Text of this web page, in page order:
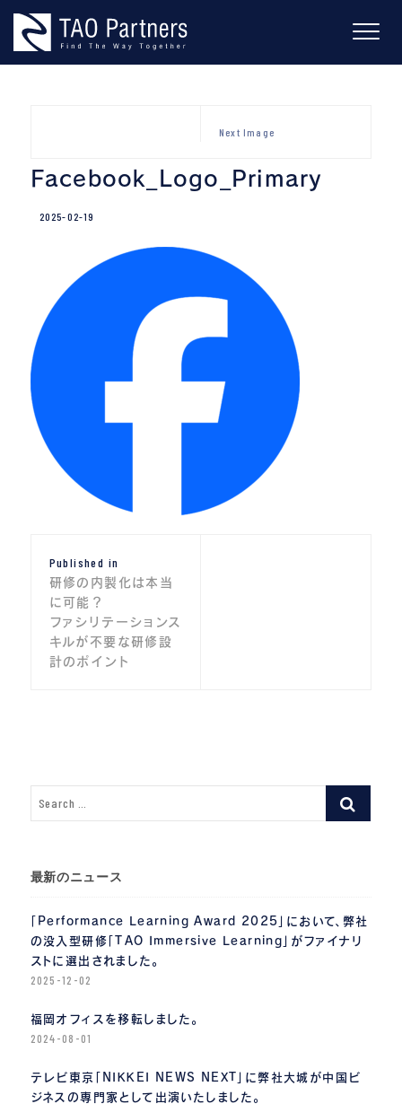
content
Next Image
Facebook_Logo_Primary
2025-02-19
稿
ナ
ビ
ゲ
ン
Published in
研修の内製化は本当
に可能？
ファシリテーションス
キルが不要な研修設
計のポイント
最新のニュース
「Performance Learning Award 2025」において、弊社
の没入型研修「TAO Immersive Learning」がファイナリ
ストに選出されました。
2025-12-02
福岡オフィスを移転しました。
2024-08-01
テレビ東京「NIKKEI NEWS NEXT」に弊社大城が中国ビ
ジネスの専門家として出演いたしました。